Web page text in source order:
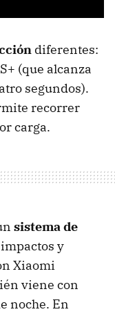
diferentes:
(que alcanza
segundos).
recorrer
carga.
sistema de
y
Xiaomi
viene con
noche. En